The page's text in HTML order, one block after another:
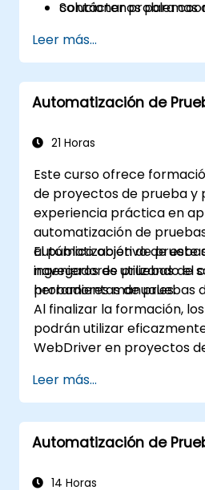
Solucionar problemas
de la automatización.
contáctenos para
Leer más...
Automatización de
21 Horas
Este curso ofrece
de proyectos de prueba y
experiencia práctica en
automatización de
automatización de
navegadores utilizando el
herramientas de pruebas
El público objetivo de este
ingenieros de pruebas de
probadores manuales.
Al finalizar la formación,
podrán utilizar
WebDriver en proyectos
Leer más...
Automatización de
14 Horas